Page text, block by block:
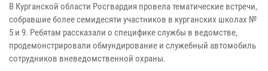
В Курганской области Росгвардия провела тематические встречи,
собравшие более семидесяти участников в курганских школах №
5 и 9. Ребятам рассказали о специфике службы в ведомстве,
продемонстрировали обмундирование и служебный автомобиль
сотрудников вневедомственной охраны.